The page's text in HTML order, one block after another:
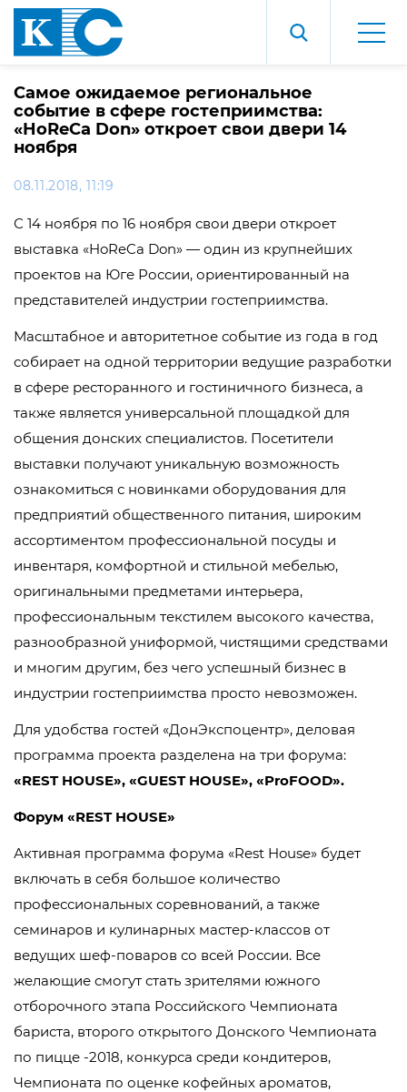
Самое ожидаемое региональное
событие в сфере гостеприимства:
«HoReCa Don» откроет свои двери 14
ноября
08.11.2018, 11:19
С 14 ноября по 16 ноября свои двери откроет
выставка «HoReCa Don» — один из крупнейших
проектов на Юге России, ориентированный на
представителей индустрии гостеприимства.
Масштабное и авторитетное событие из года в год
собирает на одной территории ведущие разработки
в сфере ресторанного и гостиничного бизнеса, а
также является универсальной площадкой для
общения донских специалистов. Посетители
выставки получают уникальную возможность
ознакомиться с новинками оборудования для
предприятий общественного питания, широким
ассортиментом профессиональной посуды и
инвентаря, комфортной и стильной мебелью,
оригинальными предметами интерьера,
профессиональным текстилем высокого качества,
разнообразной униформой, чистящими средствами
и многим другим, без чего успешный бизнес в
индустрии гостеприимства просто невозможен.
Для удобства гостей «ДонЭкспоцентр», деловая
программа проекта разделена на три форума:
«REST HOUSE», «GUEST HOUSE», «ProFOOD».
Форум «REST HOUSE»
Активная программа форума «Rest House» будет
включать в себя большое количество
профессиональных соревнований, а также
семинаров и кулинарных мастер-классов от
ведущих шеф-поваров со всей России. Все
желающие смогут стать зрителями южного
отборочного этапа Российского Чемпионата
бариста, второго открытого Донского Чемпионата
по пицце -2018, конкурса среди кондитеров,
Чемпионата по оценке кофейных ароматов,